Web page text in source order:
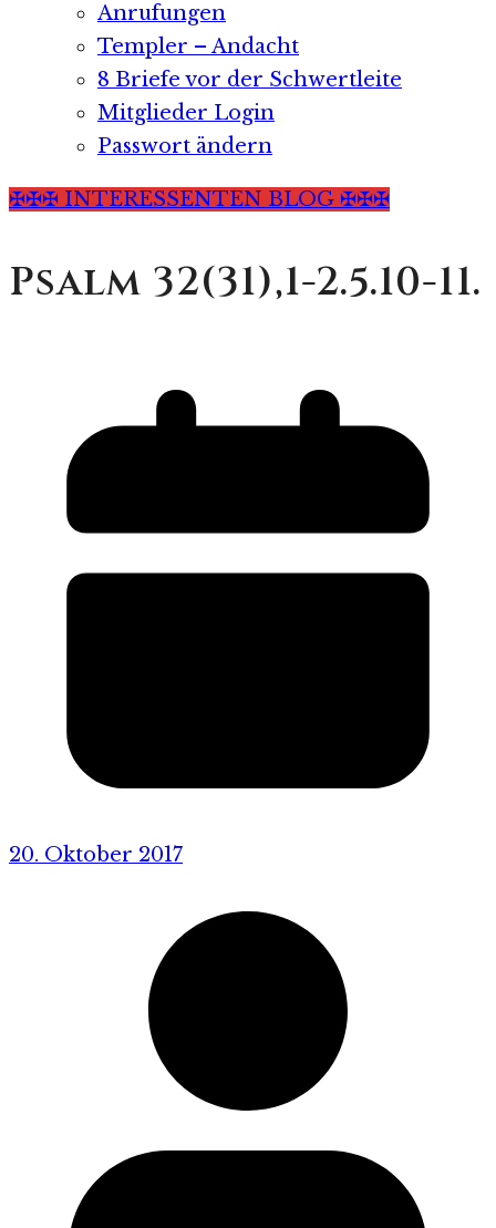
Anrufungen
Templer – Andacht
8 Briefe vor der Schwertleite
Mitglieder Login
Passwort ändern
✠✠✠ INTERESSENTEN BLOG ✠✠✠
Psalm 32(31),1-2.5.10-11.
20. Oktober 2017